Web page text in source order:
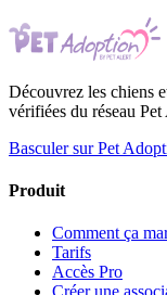
Découvrez les chiens
vérifiées du réseau Pet
Basculer sur Pet
Produit
Comment ça
Tarifs
Accès Pro